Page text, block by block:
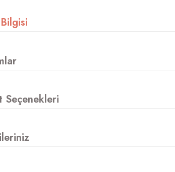
Seçenekleri